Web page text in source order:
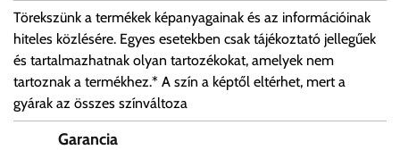
Törekszünk a termékek képanyagainak és az információinak
hiteles közlésére. Egyes esetekben csak tájékoztató jellegűek
és tartalmazhatnak olyan tartozékokat, amelyek nem
tartoznak a termékhez.* A szín a képtől eltérhet, mert a
gyárak az összes színváltoza
Garancia